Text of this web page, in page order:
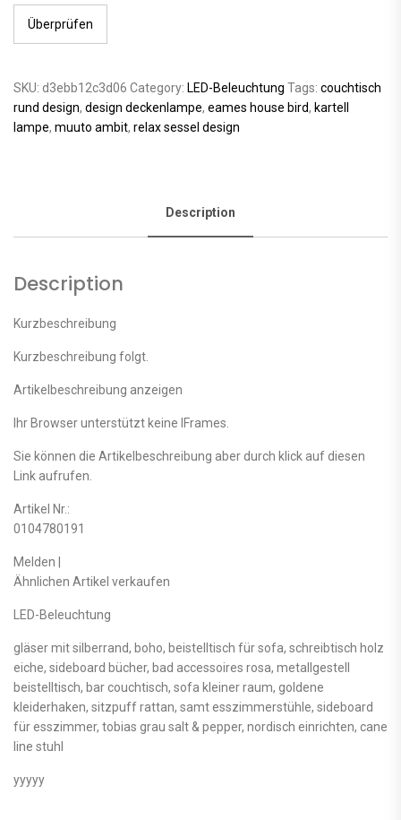
Überprüfen
SKU: d3ebb12c3d06 Category: LED-Beleuchtung Tags: couchtisch
rund design, design deckenlampe, eames house bird, kartell
lampe, muuto ambit, relax sessel design
Description
Description
Kurzbeschreibung
Kurzbeschreibung folgt.
Artikelbeschreibung anzeigen
Ihr Browser unterstützt keine IFrames.
Sie können die Artikelbeschreibung aber durch klick auf diesen
Link aufrufen.
Artikel Nr.:
0104780191
Melden |
Ähnlichen Artikel verkaufen
LED-Beleuchtung
gläser mit silberrand, boho, beistelltisch für sofa, schreibtisch holz
eiche, sideboard bücher, bad accessoires rosa, metallgestell
beistelltisch, bar couchtisch, sofa kleiner raum, goldene
kleiderhaken, sitzpuff rattan, samt esszimmerstühle, sideboard
für esszimmer, tobias grau salt & pepper, nordisch einrichten, cane
line stuhl
yyyyy